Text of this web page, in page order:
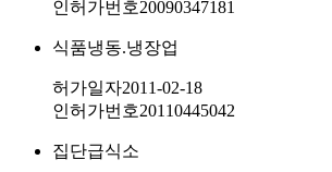
인허가번호20090347181
식품냉동.냉장업
허가일자2011-02-18
인허가번호20110445042
집단급식소